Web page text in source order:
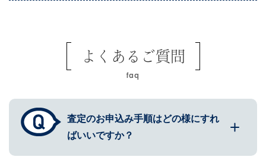
よくあるご質問
faq
査定のお申込み手順はどの様にすれ
ばいいですか？